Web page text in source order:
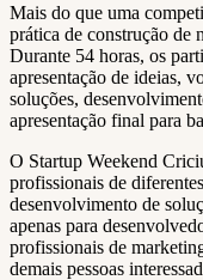
Mais do que uma
prática de construção de
Durante 54 horas, os
apresentação de ideias,
soluções,
apresentação final para
O Startup Weekend
profissionais de
desenvolvimento de
apenas para
profissionais de
demais pessoas